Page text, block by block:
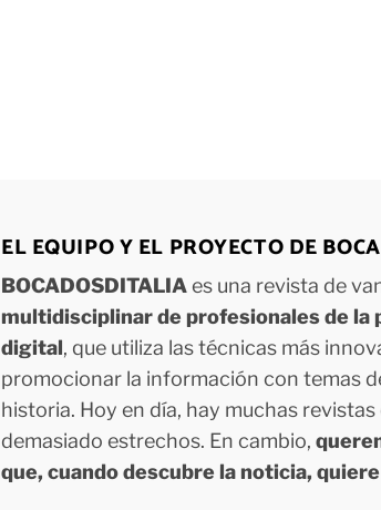
EL EQUIPO Y EL PROYECTO DE
BOCADOSDITALIAes una revista de
multidisciplinar de profesionales de la
digital, que utiliza las técnicas más
promocionar la información con temas
historia. Hoy en día, hay muchas
demasiado estrechos. En cambio,
que, cuando descubre la noticia,